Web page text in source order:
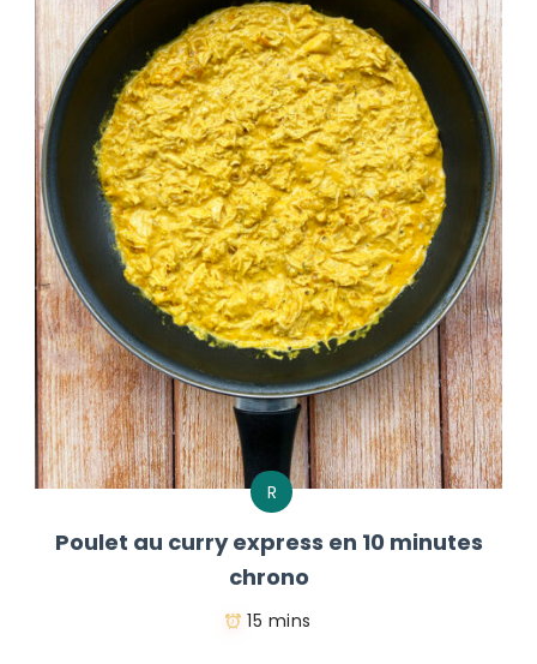
R
Poulet au curry express en 10 minutes
chrono
15 mins